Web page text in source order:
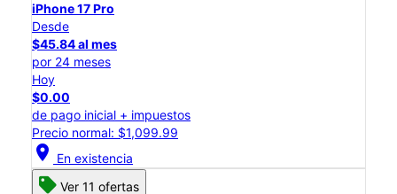
iPhone 17 Pro
Desde
$45.84 al mes
por 24 meses
Hoy
$0.00
de pago inicial + impuestos
Precio normal: $1,099.99
location_on En existencia
Ver 11 ofertas